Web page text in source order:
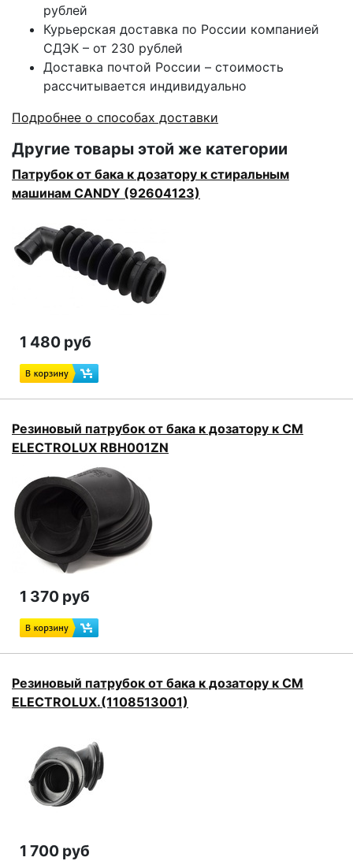
рублей
Курьерская доставка по России компанией
СДЭК – от 230 рублей
Доставка почтой России – стоимость
рассчитывается индивидуально
Подробнее о способах доставки
Другие товары этой же категории
Патрубок от бака к дозатору к стиральным
машинам CANDY (92604123)
1 480 руб
Резиновый патрубок от бака к дозатору к СМ
ELECTROLUX RBH001ZN
1 370 руб
Резиновый патрубок от бака к дозатору к СМ
ELECTROLUX.(1108513001)
1 700 руб